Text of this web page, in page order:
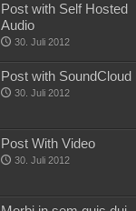
Post with Self Hosted
Audio
30. Juli 2012
Post with SoundCloud
30. Juli 2012
Post With Video
30. Juli 2012